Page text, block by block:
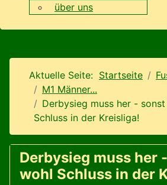
über uns
Aktuelle Seite: Startseite
M1 Männer...
Derbysieg muss her -
Schluss in der Kreisliga!
Derbysieg muss her
wohl Schluss in der